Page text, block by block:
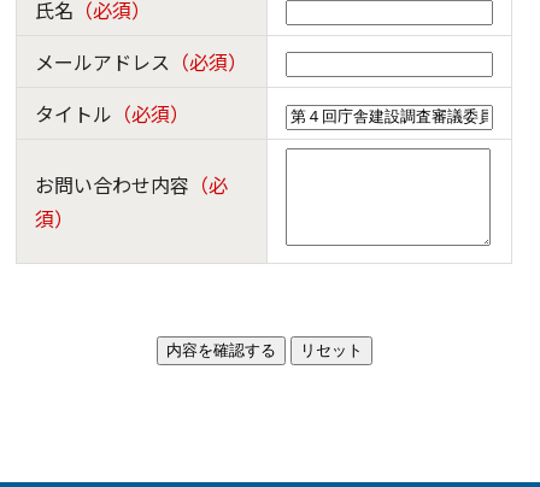
氏名 （必須）
メールアドレス （必須）
タイトル （必須）
お問い合わせ内容 （必
須）